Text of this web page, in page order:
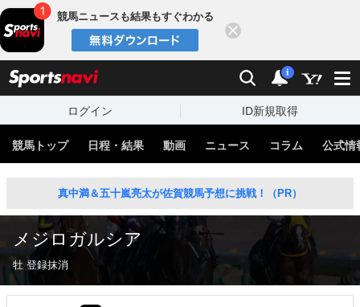
競馬ニュースも結果もすぐわかる
検索 通知
i
ログイン ID新規取得
競馬トップ 日程・結果 動画 ニュース コラム 公式情
真中満＆五十嵐亮太が佐賀競馬予想に挑戦！（PR）
メジロガルシア
牡 登録抹消